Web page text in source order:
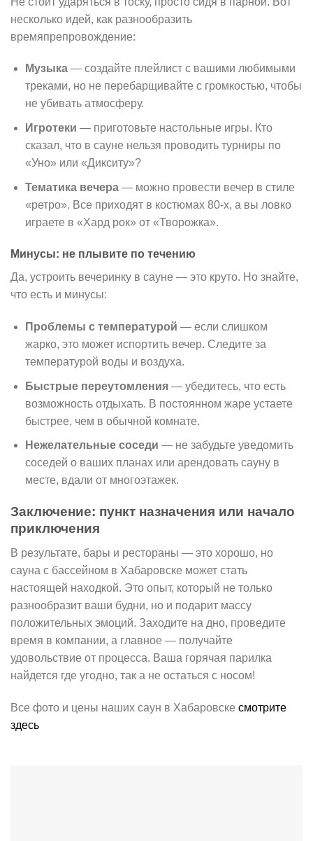
несколько идей, как разнообразить
времяпрепровождение:
Музыка— создайте плейлист с вашими любимыми
треками, но не перебарщивайте с громкостью, чтобы
не убивать атмосферу.
Игротеки — приготовьте настольные игры. Кто
сказал, что в сауне нельзя проводить турниры по
«Уно» или «Дикситу»?
Тематика вечера— можно провести вечер в стиле
«ретро». Все приходят в костюмах 80-х, а вы ловко
играете в «Хард рок» от «Творожка».
Минусы: не плывите по течению
Да, устроить вечеринку в сауне — это круто. Но знайте,
что есть и минусы:
Проблемы с температурой — если слишком
жарко, это может испортить вечер. Следите за
температурой воды и воздуха.
Быстрые переутомления— убедитесь, что есть
возможность отдыхать. В постоянном жаре устаете
быстрее, чем в обычной комнате.
Нежелательные соседи — не забудьте уведомить
соседей о ваших планах или арендовать сауну в
месте, вдали от многоэтажек.
Заключение: пункт назначения или начало
приключения
В результате, бары и рестораны — это хорошо, но
сауна с бассейном в Хабаровске может стать
настоящей находкой. Это опыт, который не только
разнообразит ваши будни, но и подарит массу
положительных эмоций. Заходите на дно, проведите
время в компании, а главное — получайте
удовольствие от процесса. Ваша горячая парилка
найдется где угодно, так а не остаться с носом!
Все фото и цены наших саун в Хабаровске смотрите
здесь